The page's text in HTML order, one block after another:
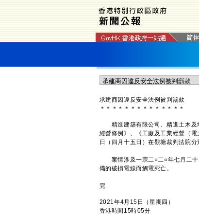
承建商因違反安全法例被判罰款
＊ ＊ ＊ ＊ ＊ ＊ ＊ ＊ ＊ ＊ ＊ ＊ ＊ ＊
精進建築有限公司、精進土木及
經營條例》、《工廠及工業經營（
日（四月十五日）在觀塘裁判法院
案情涉及一宗二○二○年七月二十
備的破損電線而觸電死亡。
完
2021年4月15日（星期四）
香港時間15時05分